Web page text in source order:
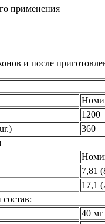
применения
и после
1200
360
7,81
17,1
40 мг